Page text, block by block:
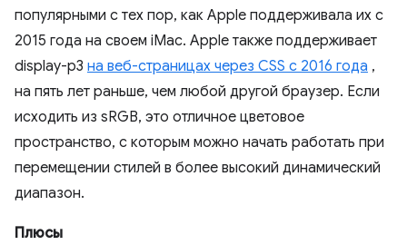
популярными с тех пор, как Apple поддерживала их с
2015 года на своем iMac. Apple также поддерживает
display-p3 на веб-страницах через CSS с 2016 года ,
на пять лет раньше, чем любой другой браузер. Если
исходить из sRGB, это отличное цветовое
пространство, с которым можно начать работать при
перемещении стилей в более высокий динамический
диапазон.
Плюсы